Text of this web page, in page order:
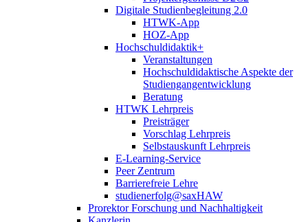
Digitale Studienbegleitung 2.0
HTWK-App
HOZ-App
Hochschuldidaktik+
Veranstaltungen
Hochschuldidaktische Aspekte der
Studiengangentwicklung
Beratung
HTWK Lehrpreis
Preisträger
Vorschlag Lehrpreis
Selbstauskunft Lehrpreis
E-Learning-Service
Peer Zentrum
Barrierefreie Lehre
studienerfolg@saxHAW
Prorektor Forschung und Nachhaltigkeit